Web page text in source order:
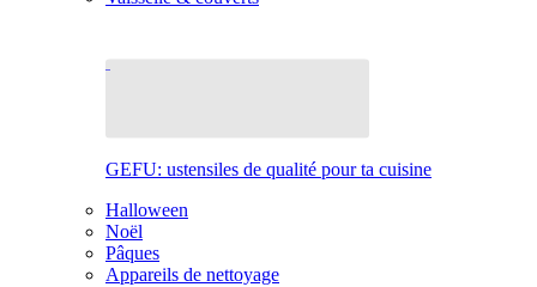
GEFU: ustensiles de qualité pour ta cuisine
Halloween
Noël
Pâques
Appareils de nettoyage